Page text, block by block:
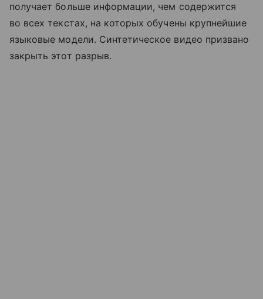
получает больше информации, чем содержится
во всех текстах, на которых обучены крупнейшие
языковые модели. Синтетическое видео призвано
закрыть этот разрыв.